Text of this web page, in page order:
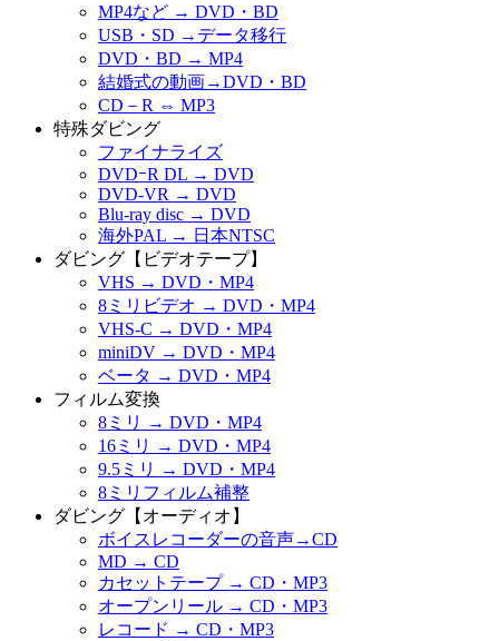
MP4など → DVD・BD
USB・SD →データ移行
DVD・BD → MP4
結婚式の動画→DVD・BD
CD－R ⇔ MP3
特殊ダビング
ファイナライズ
DVDｰR DL → DVD
DVD-VR → DVD
Blu-ray disc → DVD
海外PAL → 日本NTSC
ダビング【ビデオテープ】
VHS → DVD・MP4
8ミリビデオ → DVD・MP4
VHS-C → DVD・MP4
miniDV → DVD・MP4
ベータ → DVD・MP4
フィルム変換
8ミリ → DVD・MP4
16ミリ → DVD・MP4
9.5ミリ → DVD・MP4
8ミリフィルム補整
ダビング【オーディオ】
ボイスレコーダーの音声→CD
MD → CD
カセットテープ → CD・MP3
オープンリール → CD・MP3
レコード → CD・MP3